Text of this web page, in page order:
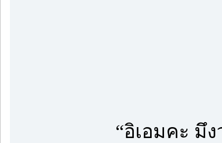
“อิเอมคะ มึ